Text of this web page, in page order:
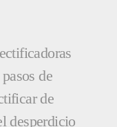
de
de
desperdicio